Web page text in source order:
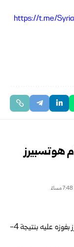
هوتسبيرز
عليه
بنتيجة 4-